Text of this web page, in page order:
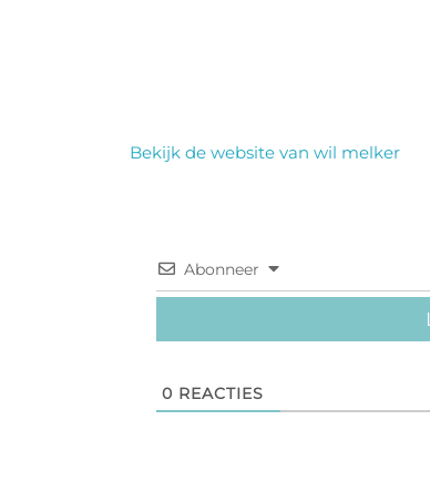
Bekijk de website van wil melker
Abonneer
0 REACTIES